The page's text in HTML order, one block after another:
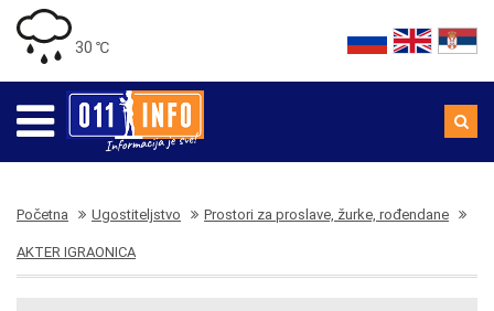
30 ℃
Početna Ugostiteljstvo Prostori za proslave, žurke, rođendane
AKTER IGRAONICA